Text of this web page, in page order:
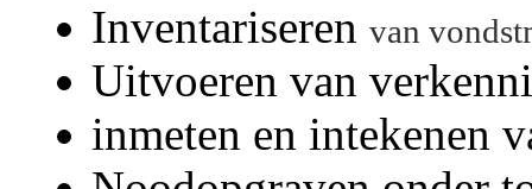
Inventariseren van
Uitvoeren van
inmeten en intekenen